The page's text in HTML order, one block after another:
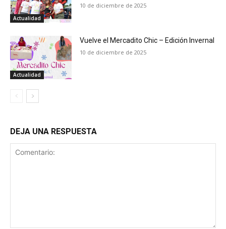
Actualidad
10 de diciembre de 2025
Actualidad
Vuelve el Mercadito Chic – Edición Invernal
10 de diciembre de 2025
DEJA UNA RESPUESTA